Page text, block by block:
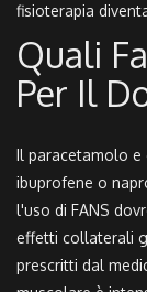
fisioterapia
Quali
Per Il
Il paracetamolo e
ibuprofene o
l'uso di FANS
effetti collaterali
prescritti dal